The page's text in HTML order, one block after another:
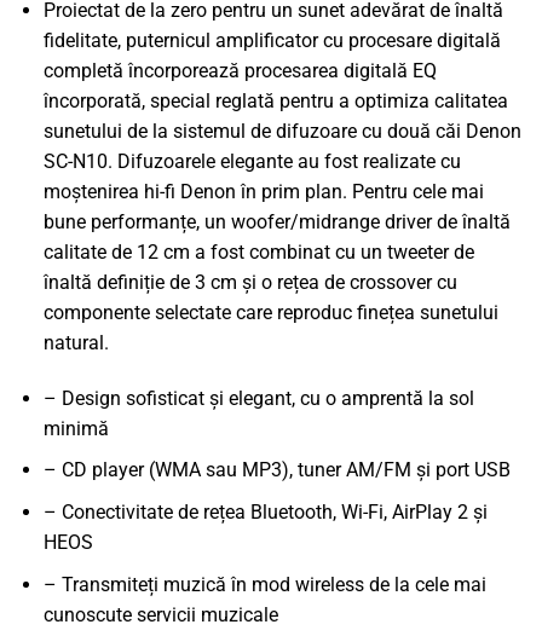
Proiectat de la zero pentru un sunet adevărat de înaltă
fidelitate, puternicul amplificator cu procesare digitală
completă încorporează procesarea digitală EQ
încorporată, special reglată pentru a optimiza calitatea
sunetului de la sistemul de difuzoare cu două căi Denon
SC-N10. Difuzoarele elegante au fost realizate cu
moștenirea hi-fi Denon în prim plan. Pentru cele mai
bune performanțe, un woofer/midrange driver de înaltă
calitate de 12 cm a fost combinat cu un tweeter de
înaltă definiție de 3 cm și o rețea de crossover cu
componente selectate care reproduc finețea sunetului
natural.
– Design sofisticat și elegant, cu o amprentă la sol
minimă
– CD player (WMA sau MP3), tuner AM/FM și port USB
– Conectivitate de rețea Bluetooth, Wi-Fi, AirPlay 2 și
HEOS
– Transmiteți muzică în mod wireless de la cele mai
cunoscute servicii muzicale